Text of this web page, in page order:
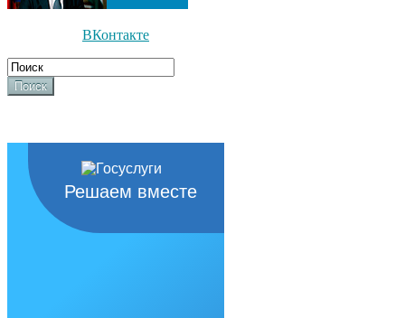
ВКонтакте
Поиск
Решаем вместе